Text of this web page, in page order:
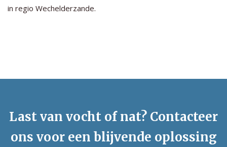
in regio Wechelderzande.
Last van vocht of nat? Contacteer
ons voor een blijvende oplossing